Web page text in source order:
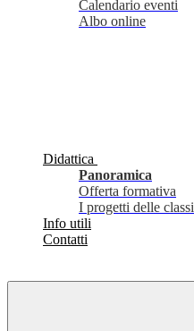
Calendario eventi
Albo online
Didattica
Panoramica
Offerta formativa
I progetti delle classi
Info utili
Contatti